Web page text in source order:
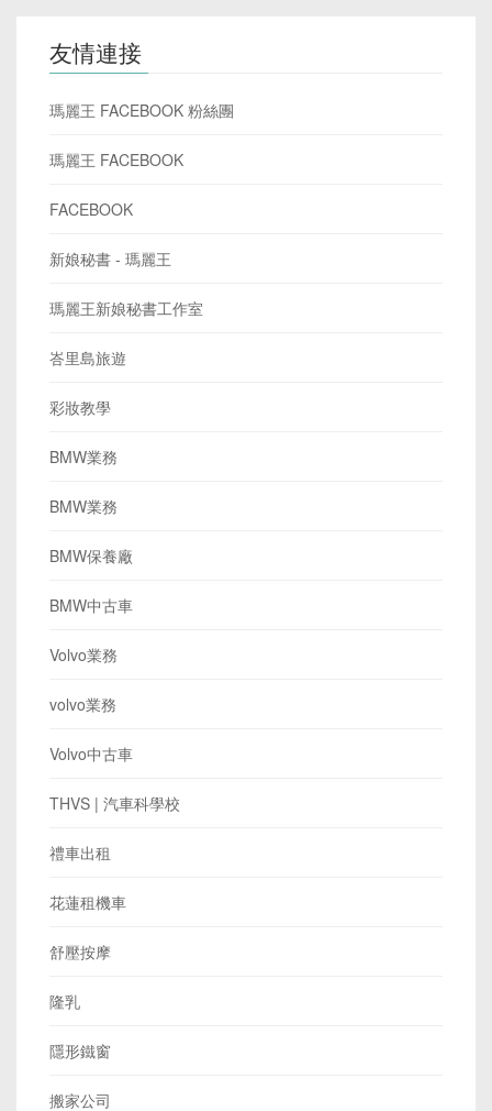
友情連接
瑪麗王 FACEBOOK 粉絲團
瑪麗王 FACEBOOK
FACEBOOK
新娘秘書 - 瑪麗王
瑪麗王新娘秘書工作室
峇里島旅遊
彩妝教學
BMW業務
BMW業務
BMW保養廠
BMW中古車
Volvo業務
volvo業務
Volvo中古車
THVS | 汽車科學校
禮車出租
花蓮租機車
舒壓按摩
隆乳
隱形鐵窗
搬家公司